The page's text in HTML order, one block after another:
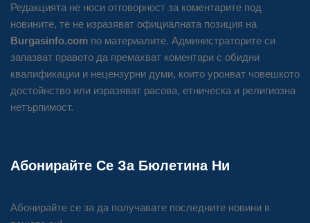
Редакцията не носи отговорност за коментарите под
новините, те не изразяват официалната позиция на
Burgasinfo.com по материалите. Администраторите си
запазват правото да премахват коментари с обидни
квалификации и нецензурни думи, които уронват човешкото
достойнство или изразяват расова, етническа и религиозна
нетърпимост.
Абонирайте Се За Бюлетина Ни
Абонирайте се за да получавате последните новини в